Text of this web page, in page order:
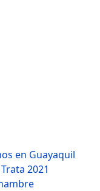
en Guayaquil
2021